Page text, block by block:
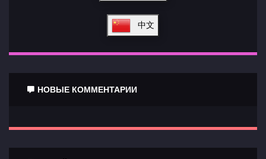
中文
НОВЫЕ КОММЕНТАРИИ